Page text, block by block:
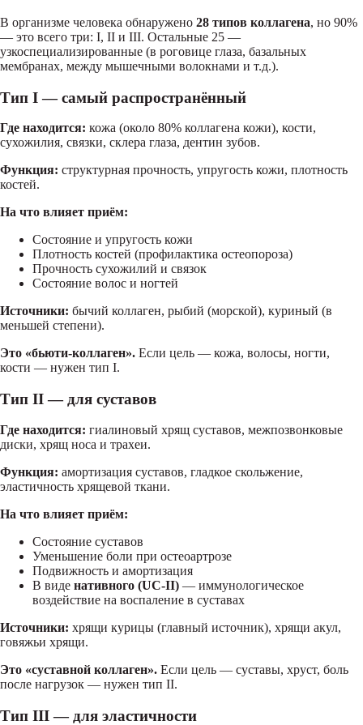
В организме человека обнаружено 28 типов коллагена, но 90%
— это всего три: I, II и III. Остальные 25 —
узкоспециализированные (в роговице глаза, базальных
мембранах, между мышечными волокнами и т.д.).
Тип I — самый распространённый
Где находится: кожа (около 80% коллагена кожи), кости,
сухожилия, связки, склера глаза, дентин зубов.
Функция: структурная прочность, упругость кожи, плотность
костей.
На что влияет приём:
Состояние и упругость кожи
Плотность костей (профилактика остеопороза)
Прочность сухожилий и связок
Состояние волос и ногтей
Источники: бычий коллаген, рыбий (морской), куриный (в
меньшей степени).
Это «бьюти-коллаген». Если цель — кожа, волосы, ногти,
кости — нужен тип I.
Тип II — для суставов
Где находится: гиалиновый хрящ суставов, межпозвонковые
диски, хрящ носа и трахеи.
Функция: амортизация суставов, гладкое скольжение,
эластичность хрящевой ткани.
На что влияет приём:
Состояние суставов
Уменьшение боли при остеоартрозе
Подвижность и амортизация
В виде нативного (UC-II) — иммунологическое
воздействие на воспаление в суставах
Источники: хрящи курицы (главный источник), хрящи акул,
говяжьи хрящи.
Это «суставной коллаген». Если цель — суставы, хруст, боль
после нагрузок — нужен тип II.
Тип III — для эластичности